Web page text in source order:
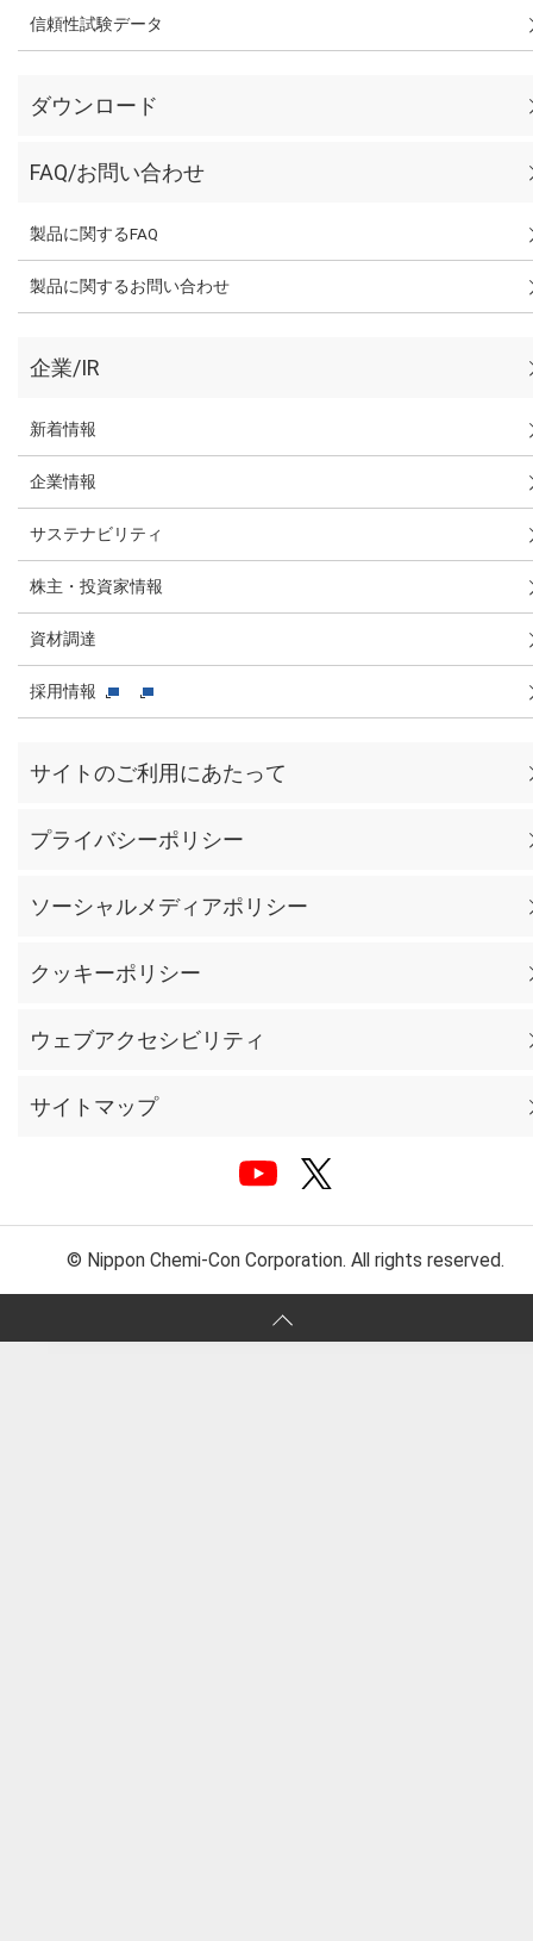
信頼性試験データ
ダウンロード
FAQ/お問い合わせ
製品に関するFAQ
製品に関するお問い合わせ
企業/IR
新着情報
企業情報
サステナビリティ
株主・投資家情報
資材調達
採用情報
サイトのご利用にあたって
プライバシーポリシー
ソーシャルメディアポリシー
クッキーポリシー
ウェブアクセシビリティ
サイトマップ
© Nippon Chemi-Con Corporation. All rights reserved.